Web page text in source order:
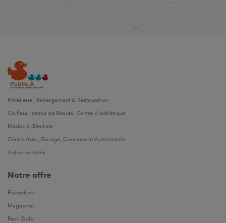
Hôtellerie, Hébergement & Restauration
Coiffeur, Institut de Beauté, Centre d'esthétique
Médecin, Dentiste
Centre Auto, Garage, Concession Automobile
Autres activités
Notre offre
Présentoirs
Magazines
Pack Gold